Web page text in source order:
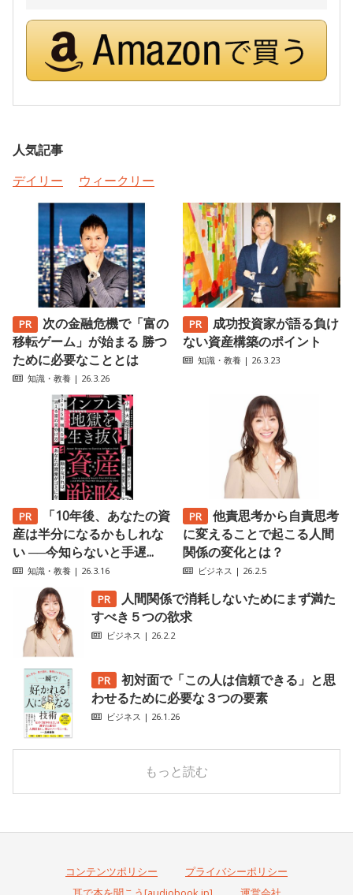
人気記事
デイリー
ウィークリー
次の金融危機で「富の
移転ゲーム」が始まる 勝つ
ために必要なこととは
知識・教養 | 26.3.26
成功投資家が語る負け
ない資産構築のポイント
知識・教養 | 26.3.23
「10年後、あなたの資
産は半分になるかもしれな
い ──今知らないと手遅...
知識・教養 | 26.3.16
他責思考から自責思考
に変えることで起こる人間
関係の変化とは？
ビジネス | 26.2.5
人間関係で消耗しないためにまず満た
すべき５つの欲求
ビジネス | 26.2.2
初対面で「この人は信頼できる」と思
わせるために必要な３つの要素
ビジネス | 26.1.26
もっと読む
コンテンツポリシー
プライバシーポリシー